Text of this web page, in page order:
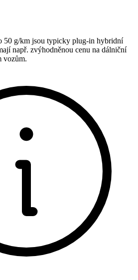
50 g/km jsou typicky plug-in hybridní
např. zvýhodněnou cenu na dálniční
vozům.